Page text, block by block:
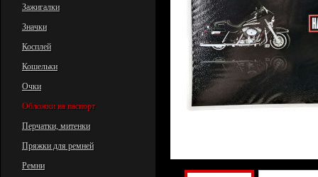
Зажигалки
Значки
Косплей
Кошельки
Очки
Обложки на паспорт
Перчатки, митенки
Пряжки для ремней
Ремни